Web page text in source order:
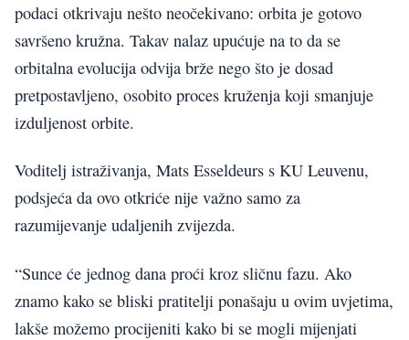
podaci otkrivaju nešto neočekivano: orbita je gotovo
savršeno kružna. Takav nalaz upućuje na to da se
orbitalna evolucija odvija brže nego što je dosad
pretpostavljeno, osobito proces kruženja koji smanjuje
izduljenost orbite.
Voditelj istraživanja, Mats Esseldeurs s KU Leuvenu,
podsjeća da ovo otkriće nije važno samo za
razumijevanje udaljenih zvijezda.
“Sunce će jednog dana proći kroz sličnu fazu. Ako
znamo kako se bliski pratitelji ponašaju u ovim uvjetima,
lakše možemo procijeniti kako bi se mogli mijenjati